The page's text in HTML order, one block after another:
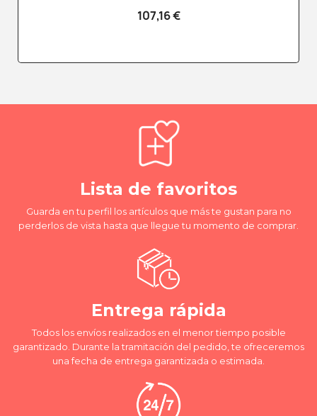
107,16 €
Lista de favoritos
Guarda en tu perfil los artículos que más te gustan para no
perderlos de vista hasta que llegue tu momento de comprar.
Entrega rápida
Todos los envíos realizados en el menor tiempo posible
garantizado. Durante la tramitación del pedido, te ofreceremos
una fecha de entrega garantizada o estimada.